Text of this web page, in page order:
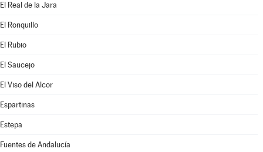
El Real de la Jara
El Ronquillo
El Rubio
El Saucejo
El Viso del Alcor
Espartinas
Estepa
Fuentes de Andalucía